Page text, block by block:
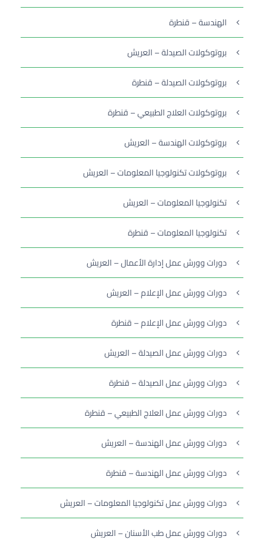
الهندسة – قنطرة
بروتوكولات الصيدلة – العريش
بروتوكولات الصيدلة – قنطرة
بروتوكولات العلاج الطبيعي – قنطرة
بروتوكولات الهندسة – العريش
بروتوكولات تكنولوجيا المعلومات – العريش
تكنولوجيا المعلومات – العريش
تكنولوجيا المعلومات – قنطرة
دورات وورش عمل إدارة الأعمال – العريش
دورات وورش عمل الإعلام – العريش
دورات وورش عمل الإعلام – قنطرة
دورات وورش عمل الصيدلة – العريش
دورات وورش عمل الصيدلة – قنطرة
دورات وورش عمل العلاج الطبيعي – قنطرة
دورات وورش عمل الهندسة – العريش
دورات وورش عمل الهندسة – قنطرة
دورات وورش عمل تكنولوجيا المعلومات – العريش
دورات وورش عمل طب الأسنان – العريش